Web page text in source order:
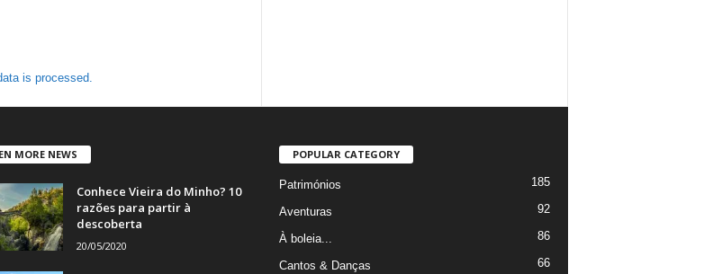
is processed.
MORE NEWS
Conhece Vieira do Minho? 10
razões para partir à
descoberta
20/05/2020
POPULAR CATEGORY
Patrimónios 185
Aventuras 92
À boleia... 86
Cantos & Danças 66